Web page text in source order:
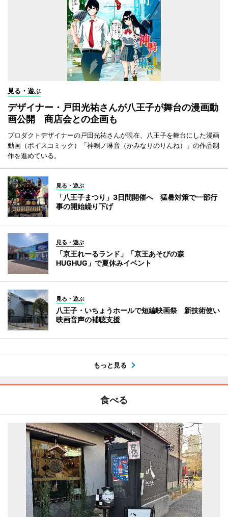
見る・遊ぶ
デザイナー・戸田光祐さんが八王子が舞台の漫画動
画公開 商店会との企画も
プロダクトデザイナーの戸田光祐さんが現在、八王子を舞台にした漫画
動画（ボイスコミック）「神鳴ノ琳音（かみなりのりんね）」の作品制
作を進めている。
見る・遊ぶ
「八王子まつり」3日間開催へ 猛暑対策で一部行
事の開始繰り下げ
見る・遊ぶ
「京王れーるランド」「京王あそびの森
HUGHUG」で夏休みイベント
見る・遊ぶ
八王子・いちょうホールで短編映画祭 新技術使い
映画音声の補聴支援
もっと見る
食べる